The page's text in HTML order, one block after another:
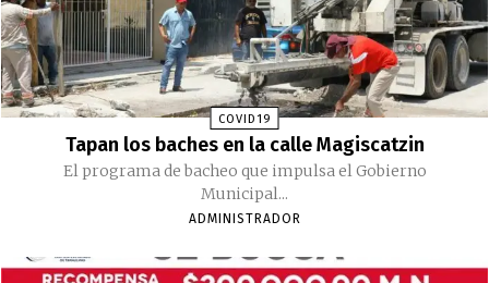
COVID19
Tapan los baches en la calle Magiscatzin
El programa de bacheo que impulsa el Gobierno
Municipal...
ADMINISTRADOR